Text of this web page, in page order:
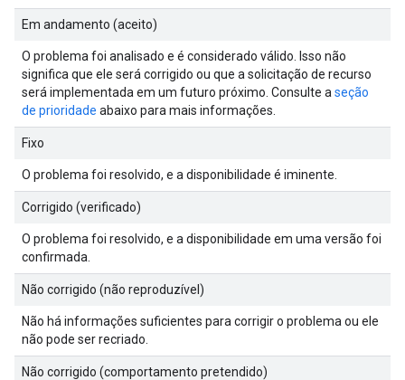
Em andamento (aceito)
O problema foi analisado e é considerado válido. Isso não
significa que ele será corrigido ou que a solicitação de recurso
será implementada em um futuro próximo. Consulte a seção
de prioridade abaixo para mais informações.
Fixo
O problema foi resolvido, e a disponibilidade é iminente.
Corrigido (verificado)
O problema foi resolvido, e a disponibilidade em uma versão foi
confirmada.
Não corrigido (não reproduzível)
Não há informações suficientes para corrigir o problema ou ele
não pode ser recriado.
Não corrigido (comportamento pretendido)